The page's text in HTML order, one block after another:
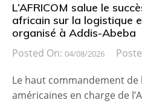
L’AFRICOM salue le
africain sur la logistique
organisé à Addis-Abeba
Posted On: 04/08/2026
Le haut commandement de
américaines en charge de